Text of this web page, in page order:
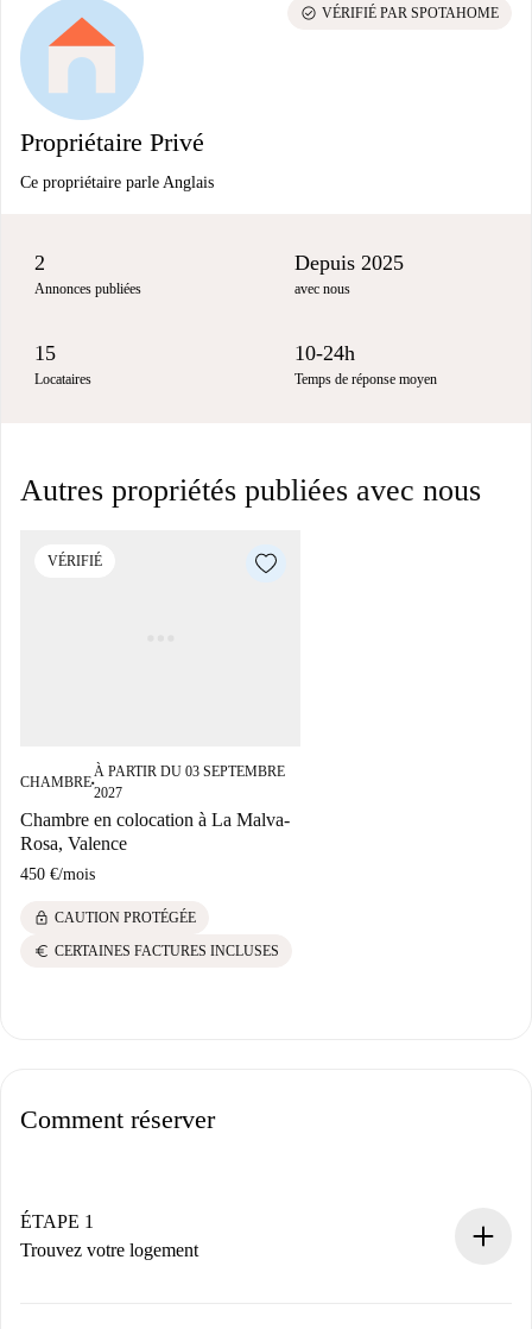
Propriétaire Privé
Ce propriétaire parle Anglais
check_circle VÉRIFIÉ PAR SPOTAHOME
2
Annonces publiées
Depuis 2025
avec nous
15
Locataires
10-24h
Temps de réponse moyen
Autres propriétés publiées avec nous
VÉRIFIÉ
CHAMBRE■
À PARTIR DU 03 SEPTEMBRE
2027
Chambre en colocation à La Malva-
Rosa, Valence
450 €/mois
lock CAUTION PROTÉGÉE
euro CERTAINES FACTURES INCLUSES
Comment réserver
ÉTAPE 1
Trouvez votre logement